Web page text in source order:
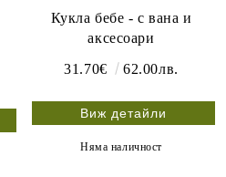
Кукла бебе - с вана и
аксесоари
31.70€
62.00лв.
Виж детайли
Няма наличност